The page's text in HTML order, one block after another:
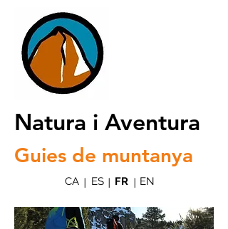
Natura i Aventura
Guies de muntanya
CA | ES | FR | EN